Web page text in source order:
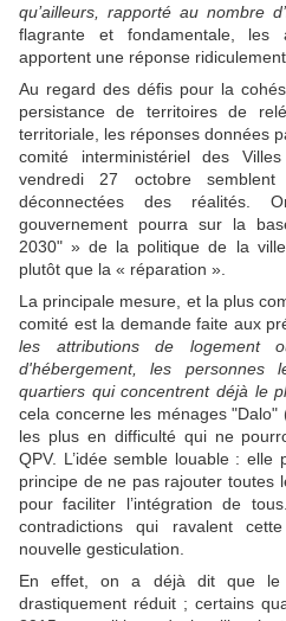
qu’ailleurs, rapporté au nombre
flagrante et fondamentale, les
apportent une réponse ridiculement
Au regard des défis pour la
persistance de territoires de
territoriale, les réponses données
comité interministériel des
vendredi 27 octobre
déconnectées des réalités.
gouvernement pourra sur la
2030" » de la politique de la
plutôt que la « réparation ».
La principale mesure, et la plus
comité est la demande faite aux
les attributions de logement
d'hébergement, les
quartiers qui concentrent déjà le
cela concerne les ménages
les plus en difficulté qui ne
QPV. L’idée semble louable :
principe de ne pas rajouter toutes
pour faciliter l’intégration de
contradictions qui ravalent
nouvelle gesticulation.
En effet, on a déjà dit que le
drastiquement réduit ; certains